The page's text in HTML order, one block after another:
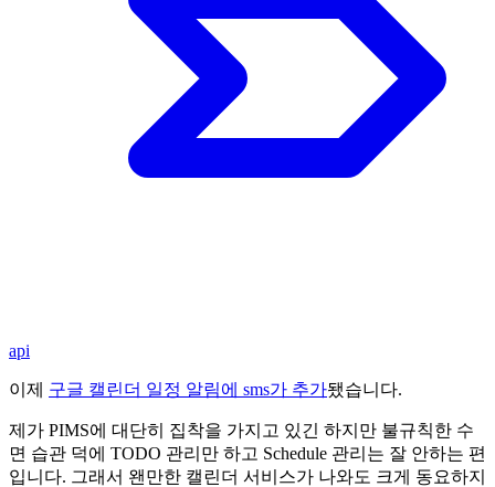
api
이제 구글 캘린더 일정 알림에 sms가 추가됐습니다.
제가 PIMS에 대단히 집착을 가지고 있긴 하지만 불규칙한 수
면 습관 덕에 TODO 관리만 하고 Schedule 관리는 잘 안하는 편
입니다. 그래서 왠만한 캘린더 서비스가 나와도 크게 동요하지